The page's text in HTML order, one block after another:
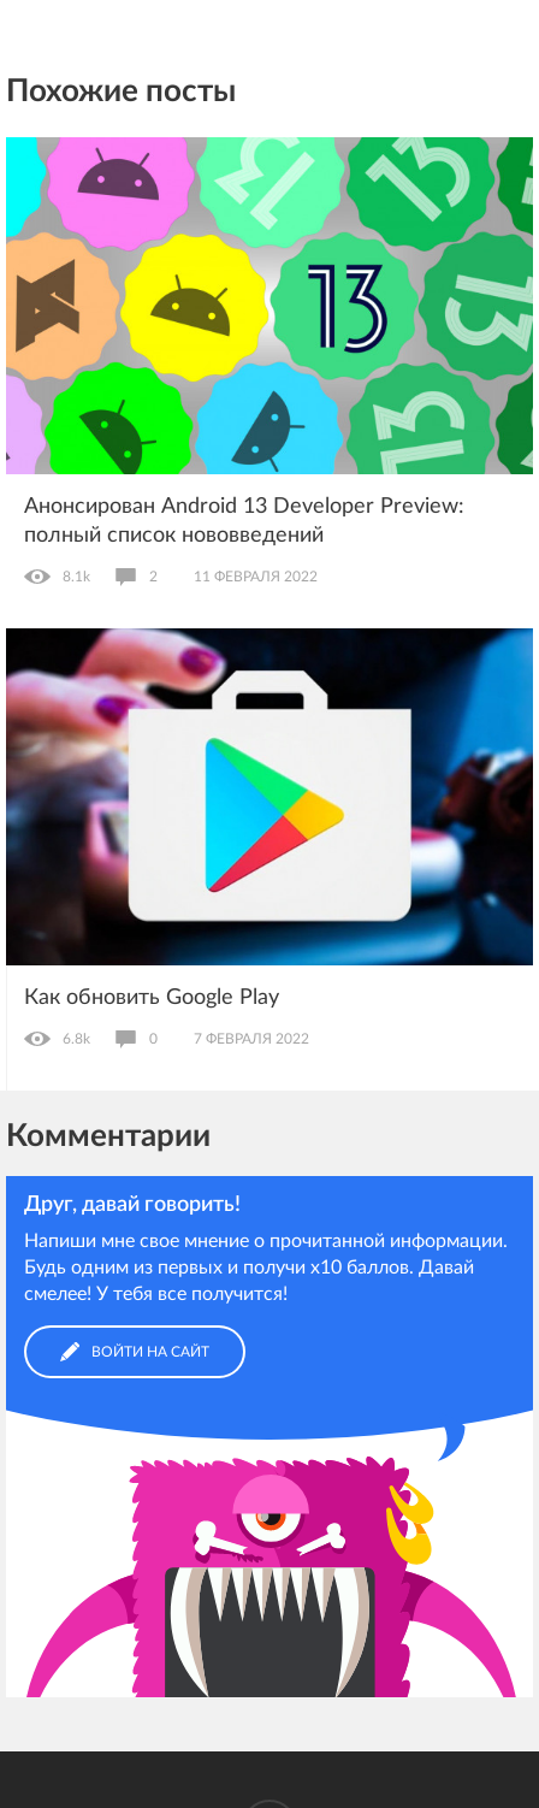
Похожие посты
Анонсирован Android 13 Developer Preview:
полный список нововведений
8.1k 2 11 ФЕВРАЛЯ 2022
Как обновить Google Play
6.8k 0 7 ФЕВРАЛЯ 2022
Комментарии
Друг, давай говорить!
Напиши мне свое мнение о прочитанной информации.
Будь одним из первых и получи х10 баллов. Давай
смелее! У тебя все получится!
ВОЙТИ НА САЙТ